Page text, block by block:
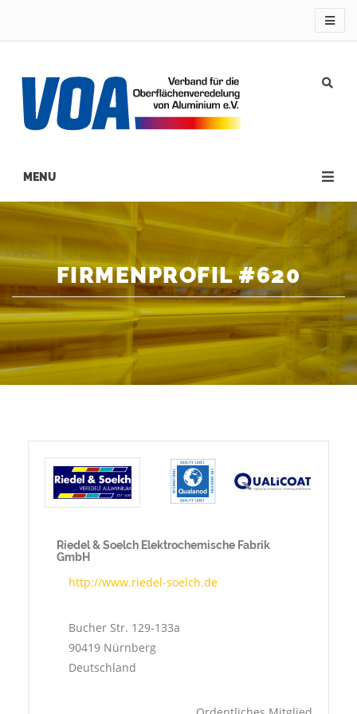
navigation
FIRMENPROFIL #620
Riedel & Soelch Elektrochemische Fabrik
GmbH
http://www.riedel-soelch.de
Bucher Str. 129-133a
90419 Nürnberg
Deutschland